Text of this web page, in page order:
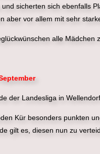
sicherten sich ebenfalls
aber vor allem mit sehr
alle Mädchen
der Landesliga in
Kür besonders punkten
gilt es, diesen nun zu